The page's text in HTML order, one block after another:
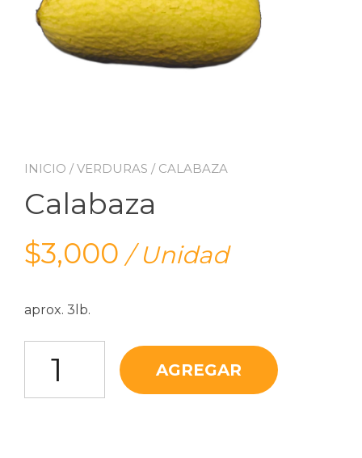
INICIO /VERDURAS / CALABAZA
Calabaza
$3,000 / Unidad
aprox. 3lb.
AGREGAR